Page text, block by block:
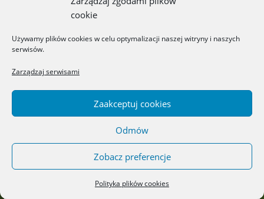
cookie
Używamy plików cookies w celu optymalizacji naszej witryny i naszych
serwisów.
Zarządzaj serwisami
Zaakceptuj cookies
Odmów
Zobacz preferencje
Polityka plików cookies
styczeń 2026
grudzień 2025
listopad 2025
październik 2025
lipiec 2025
czerwiec 2025